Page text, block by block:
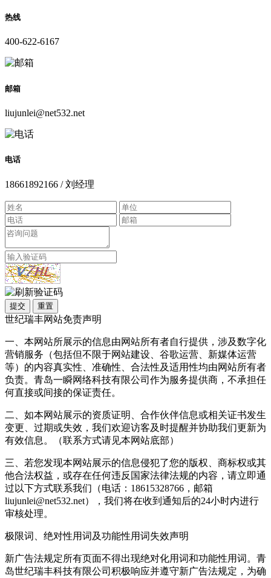
热线
400-622-6167
邮箱
liujunlei@net532.net
电话
18661892166 / 刘经理
提交 重置
世纪瑞丰网站免责声明
一、本网站所展示的信息由网站所有者自行提供，涉及数字化
营销服务（包括但不限于网站建设、谷歌运营、新媒体运营
等）的内容真实性、准确性、合法性及适用性均由网站所有者
负责。青岛一瞬网络科技有限公司作为服务提供商，不承担任
何直接或间接的保证责任。
二、如本网站展示的资质证明、合作伙伴信息或相关证书发生
变更、过期或失效，我们欢迎访客及时提醒并协助我们更新为
有效信息。（联系方式请见本网站底部）
三、若您发现本网站展示的信息侵犯了您的版权、商标权或其
他合法权益，或存在任何违反国家法律法规的内容，请立即通
过以下方式联系我们（电话：18615328766，邮箱
liujunlei@net532.net），我们将在收到通知后的24小时内进行
审核处理。
极限词、绝对性用词及功能性用词失效声明
新广告法规定所有页面不得出现绝对化用词和功能性用词。青
岛世纪瑞丰科技有限公司积极响应并遵守新广告法规定，为确